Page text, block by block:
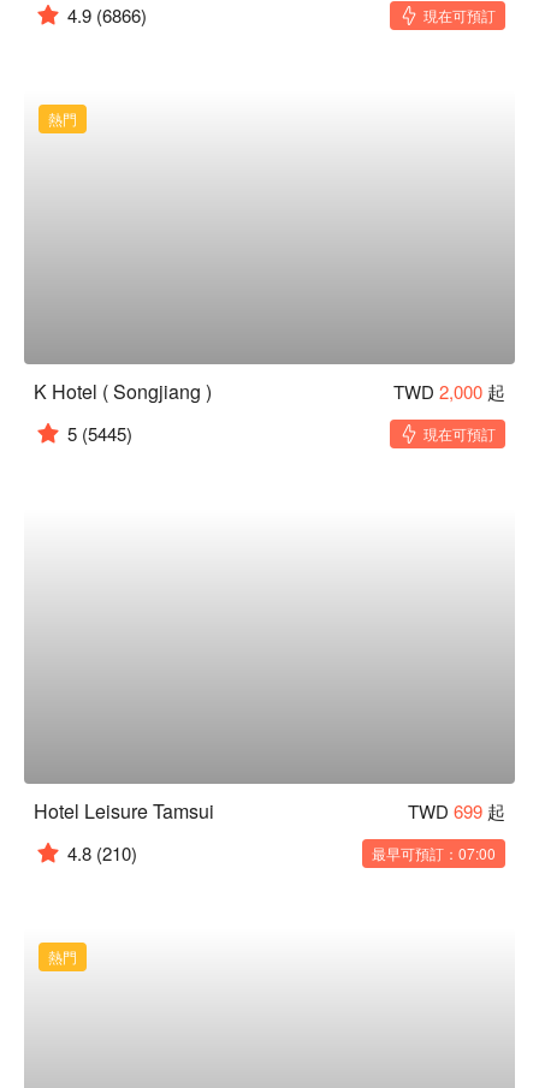
4.9 (6866) 現在可預訂
熱門
K Hotel ( Songjiang ) TWD 2,000 起
5 (5445) 現在可預訂
Hotel Leisure Tamsui TWD 699 起
4.8 (210) 最早可預訂：07:00
熱門